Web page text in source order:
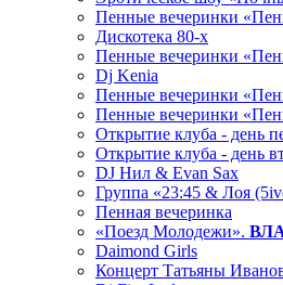
Пенные вечеринки
Дискотека 80-х
Пенные вечеринки
Dj Kenia
Пенные вечеринки
Пенные вечеринки
Открытие клуба - день
Открытие клуба - день
DJ Нил & Evan Sax
Группа «23:45 & Лоя
Пенная вечеринка
«Поезд Молодежи».
Daimond Girls
Концерт Татьяны